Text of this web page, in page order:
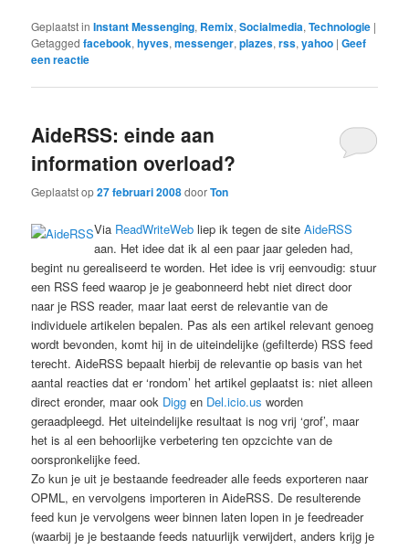
Geplaatst in Instant Messenging, Remix,Socialmedia,Technologie |
Getagged facebook,hyves,messenger,plazes,rss,yahoo |Geef
een reactie
AideRSS: einde aan
information overload?
Geplaatst op27 februari 2008doorTon
Via ReadWriteWeb liep ik tegen de siteAideRSS
aan. Het idee dat ik al een paar jaar geleden had,
begint nu gerealiseerd te worden. Het idee is vrij eenvoudig: stuur
een RSS feed waarop je je geabonneerd hebt niet direct door
naar je RSS reader, maar laat eerst de relevantie van de
individuele artikelen bepalen. Pas als een artikel relevant genoeg
wordt bevonden, komt hij in de uiteindelijke (gefilterde) RSS feed
terecht. AideRSS bepaalt hierbij de relevantie op basis van het
aantal reacties dat er ‘rondom’ het artikel geplaatst is: niet alleen
direct eronder, maar ook Digg en Del.icio.us worden
geraadpleegd. Het uiteindelijke resultaat is nog vrij ‘grof’, maar
het is al een behoorlijke verbetering ten opzcichte van de
oorspronkelijke feed.
Zo kun je uit je bestaande feedreader alle feeds exporteren naar
OPML, en vervolgens importeren in AideRSS. De resulterende
feed kun je vervolgens weer binnen laten lopen in je feedreader
(waarbij je je bestaande feeds natuurlijk verwijdert, anders krijg je